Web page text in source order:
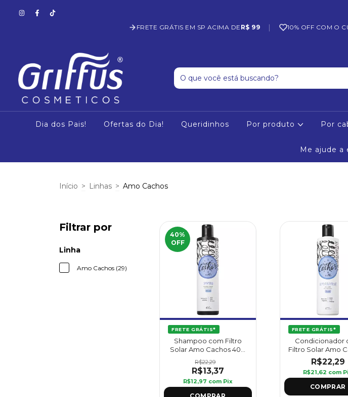
FRETE GRÁTIS EM SP ACIMA DE R$ 99 | 10% OFF COM O
Dia dos Pais! Ofertas do Dia! Queridinhos Por produto Por
Me ajude a
Início > Linhas > Amo Cachos
Filtrar por
Linha
Amo Cachos (29)
40%
OFF
FRETE GRÁTIS*
Shampoo com Filtro
Solar Amo Cachos 400
ml - Griffus
R$22,29
R$13,37
R$12,97 com Pix
FRETE GRÁTIS*
Condicionador
Filtro Solar Amo
400 ml - Griffus
R$22,29
R$21,62 com